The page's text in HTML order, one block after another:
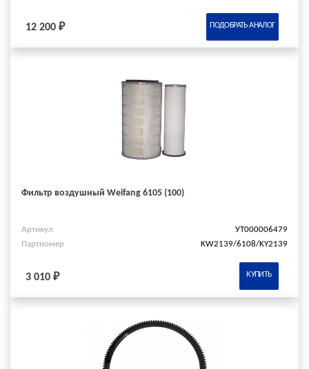
12 200 ₽ ПОДОБРАТЬ АНАЛОГ
Фильтр воздушный Weifang 6105 (100)
Артикул
УТ000006479
Партномер
KW2139/6108/KY2139
3 010 ₽ КУПИТЬ